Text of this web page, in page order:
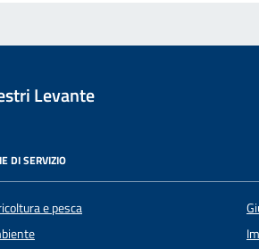
Levante
DI SERVIZIO
e pesca